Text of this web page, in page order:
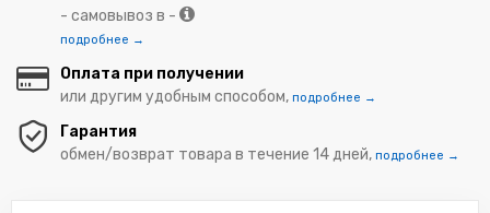
- самовывоз в -
подробнее →
Оплата при получении
или другим удобным способом, подробнее →
Гарантия
обмен/возврат товара в течение 14 дней, подробнее →